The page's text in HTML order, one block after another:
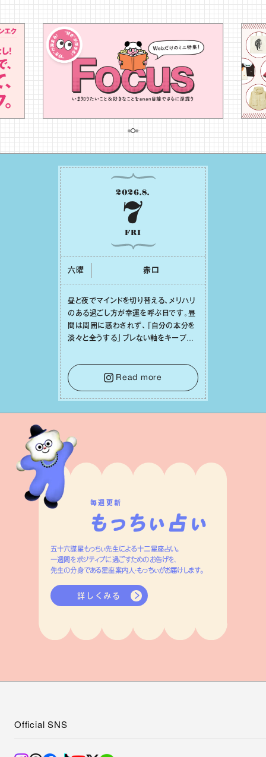
2026.8.
7
FRI
六曜 ⾚⼝
昼と夜でマインドを切り替える、メリハリ
のある過ごし⽅が幸運を呼ぶ⽇です。昼
間は周囲に惑わされず、「⾃分の本分を
淡々と全うする」ブレない軸をキープし
⾔葉に流されないよう、⼼にしっかりブ
レーキをかけること。この意識の切り替
えが、あなたに確かな安⼼感をもたらす
はずです。
Read more
毎週更新
五十六謀星もっちぃ先生による十二星座占い。
一週間をポジティブに過ごすためのお告げを、
先生の分身である星座案内人・もっちぃがお届けします。
詳しくみる
Official SNS